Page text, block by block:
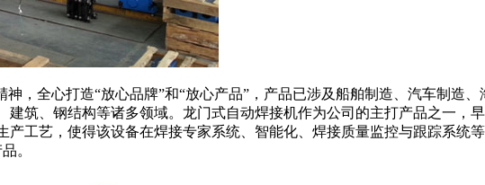
，全心打造“放心品牌”和“放心产品”，产品已涉及船舶制造、汽车制造
筑、钢结构等诸多领域。龙门式自动焊接机作为公司的主打产品之一，
工艺，使得该设备在焊接专家系统、智能化、焊接质量监控与跟踪系统
。